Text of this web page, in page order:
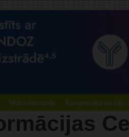
Mūsu komanda Kompensējamo zāļu